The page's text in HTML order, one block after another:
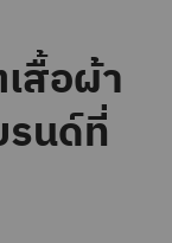
สื้อผ้า
นด์ที่